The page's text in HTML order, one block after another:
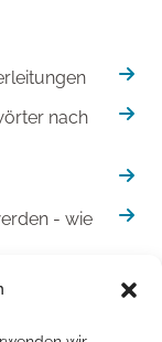
nach
- wie